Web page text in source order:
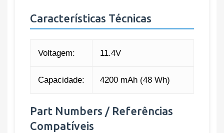
Características Técnicas
Voltagem: 11.4V
Capacidade: 4200 mAh (48 Wh)
Part Numbers / Referências
Compatíveis